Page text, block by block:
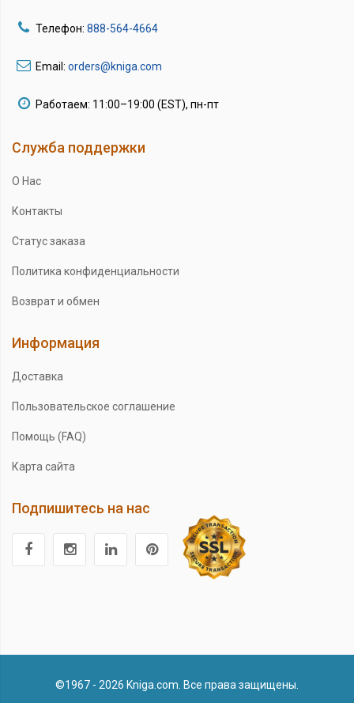
Телефон: 888-564-4664
Email: orders@kniga.com
Работаем: 11:00–19:00 (EST), пн-пт
Служба поддержки
О Нас
Контакты
Статус заказа
Политика конфиденциальности
Возврат и обмен
Информация
Доставка
Пользовательское соглашение
Помощь (FAQ)
Карта сайта
Подпишитесь на нас
©1967 - 2026 Kniga.com. Все права защищены.